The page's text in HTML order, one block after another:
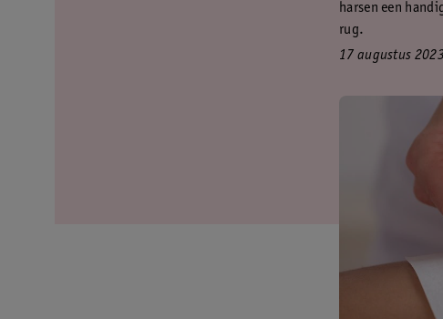
harsen een
rug.
17 augustus 2023